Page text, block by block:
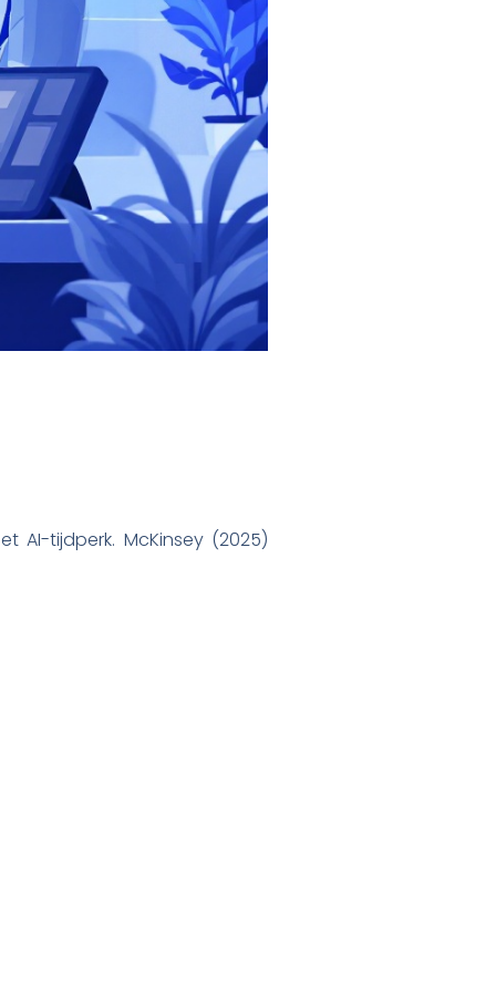
AI-tijdperk. McKinsey (2025)